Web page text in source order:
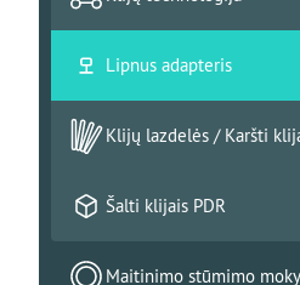
Lipnus adapteris
Klijų lazdelės / Karšti
Šalti klijais PDR
Maitinimo stūmimo